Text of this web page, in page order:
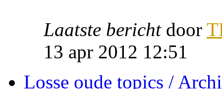
Laatste berichtdoor
13 apr 2012 12:51
Losse oude topics /